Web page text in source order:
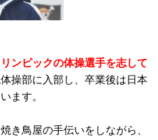
ンピックの体操選手を志して
操部に入部し、卒業後は日本
ます。
き鳥屋の手伝いをしながら、